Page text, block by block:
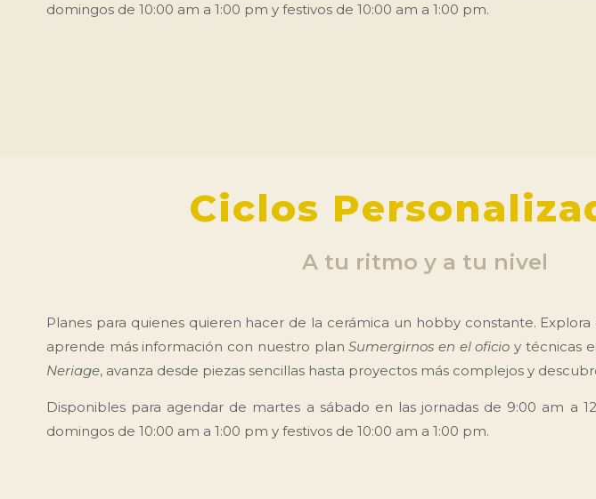
domingos de 10:00 am a 1:00 pm y festivos de 10:00 am a 1:00 pm.
Ciclos
A tu ritmo y a tu nivel
Planes para quienes quieren hacer de la cerámica un hobby constante.
aprende más información con nuestro planSumergirnos en el oficio y técnicas
Neriage, avanza desde piezas sencillas hasta proyectos más complejos y
Disponibles para agendar de martes a sábado en las jornadas de 9:00 am a
domingos de 10:00 am a 1:00 pm y festivos de 10:00 am a 1:00 pm.